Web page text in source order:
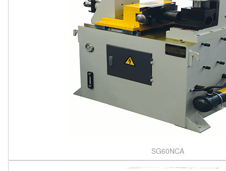
SG60NCA